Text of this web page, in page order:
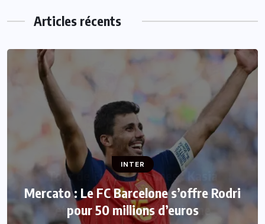
Articles récents
INTER
Mercato : Le FC Barcelone s’offre Rodri
pour 50 millions d’euros